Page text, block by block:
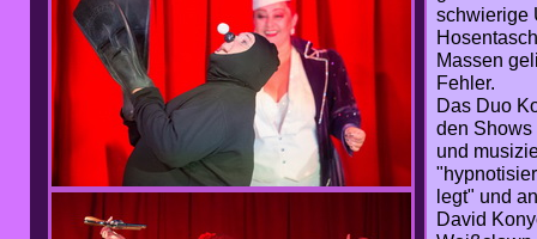
schwierige
Massen
Fehler.
Das Duo
den Shows
und
legt" und
David